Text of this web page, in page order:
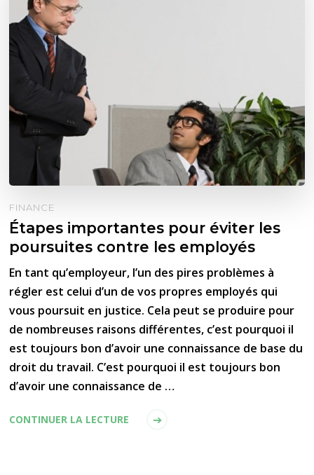
FINANCE
Étapes importantes pour éviter les
poursuites contre les employés
En tant qu’employeur, l’un des pires problèmes à
régler est celui d’un de vos propres employés qui
vous poursuit en justice. Cela peut se produire pour
de nombreuses raisons différentes, c’est pourquoi il
est toujours bon d’avoir une connaissance de base du
droit du travail. C’est pourquoi il est toujours bon
d’avoir une connaissance de …
CONTINUER LA LECTURE